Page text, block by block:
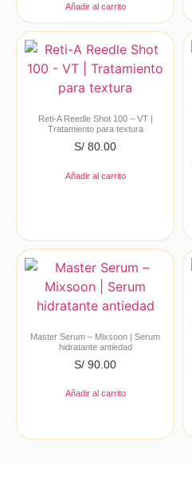
Añadir al carrito
Reti-A Reedle Shot 100 – VT |
Tratamiento para textura
S/ 80.00
Añadir al carrito
Master Serum – Mixsoon | Serum
hidratante antiedad
S/ 90.00
Añadir al carrito